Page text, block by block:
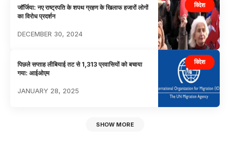
विदेश
जॉर्जिया: नए राष्ट्रपति के शपथ ग्रहण के खिलाफ हजारों लोगों
का विरोध प्रदर्शन
DECEMBER 30, 2024
विदेश
पिछले सप्ताह लीबियाई तट से 1,313 प्रवासियों को बचाया
गया: आईओएम
JANUARY 28, 2025
SHOW MORE